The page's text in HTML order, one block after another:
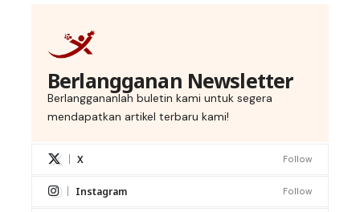
Berlangganan Newsletter
Berlanggananlah buletin kami untuk segera
mendapatkan artikel terbaru kami!
X Follow
Instagram Follow